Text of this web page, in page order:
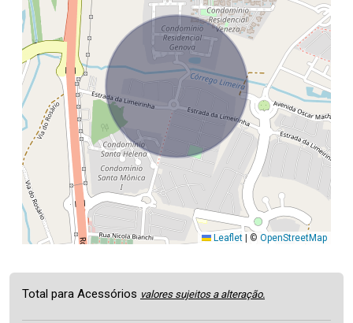
Leaflet © OpenStreetMap
Total para Acessórios valores sujeitos a alteração.